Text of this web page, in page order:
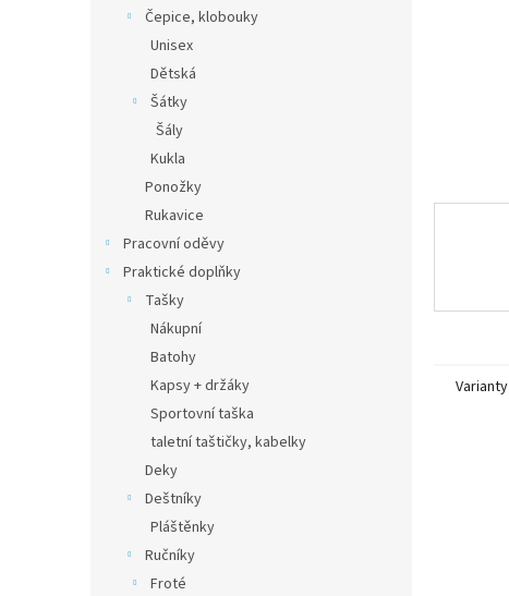
Čepice, klobouky
Unisex
Dětská
Šátky
Šály
Kukla
Ponožky
Rukavice
Pracovní oděvy
Praktické doplňky
Tašky
Nákupní
Batohy
Kapsy + držáky
Sportovní taška
taletní taštičky, kabelky
Deky
Deštníky
Pláštěnky
Ručníky
Froté
Varianty